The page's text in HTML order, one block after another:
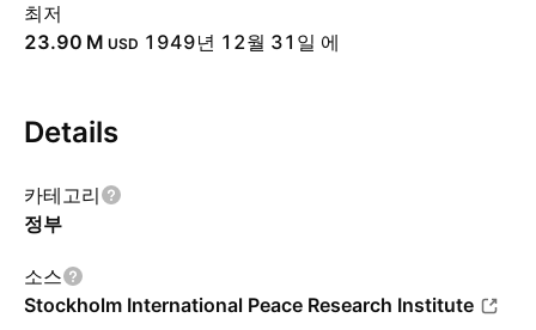
최저
‪23.90 M‬ USD 1949년 12월 31일 에
Details
카테고리
정부
소스
Stockholm International Peace Research Institute